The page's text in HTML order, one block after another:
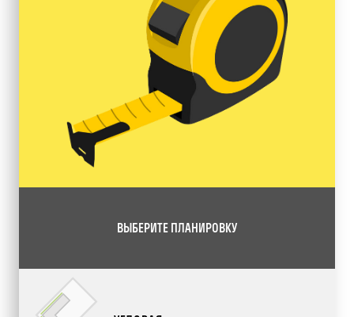
ВЫБЕРИТЕ ПЛАНИРОВКУ